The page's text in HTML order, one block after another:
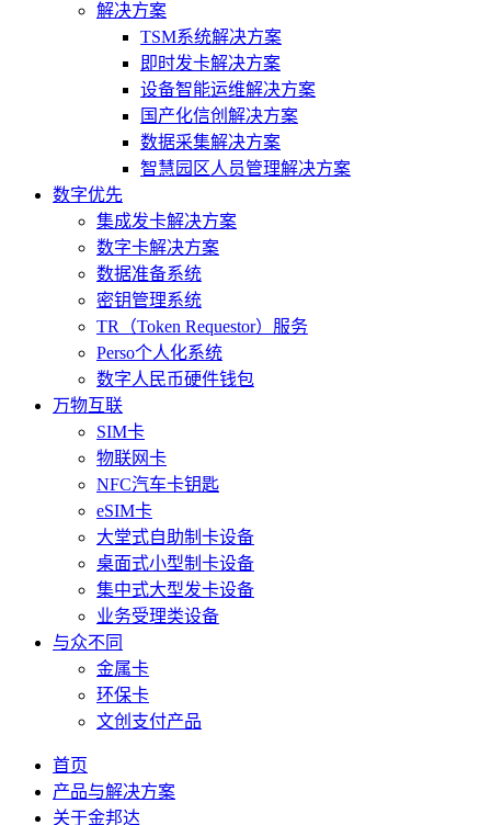
解决方案
TSM系统解决方案
即时发卡解决方案
设备智能运维解决方案
国产化信创解决方案
数据采集解决方案
智慧园区人员管理解决方案
数字优先
集成发卡解决方案
数字卡解决方案
数据准备系统
密钥管理系统
TR（Token Requestor）服务
Perso个人化系统
数字人民币硬件钱包
万物互联
SIM卡
物联网卡
NFC汽车卡钥匙
eSIM卡
大堂式自助制卡设备
桌面式小型制卡设备
集中式大型发卡设备
业务受理类设备
与众不同
金属卡
环保卡
文创支付产品
首页
产品与解决方案
关于金邦达